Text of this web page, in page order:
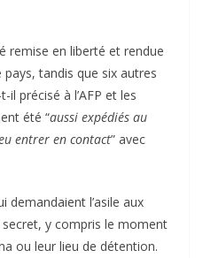
remise en liberté et rendue
pays, tandis que six autres
précisé à l’AFP et les
été “aussi expédiés au
entrer en contact” avec
demandaient l’asile aux
y compris le moment
ou leur lieu de détention.